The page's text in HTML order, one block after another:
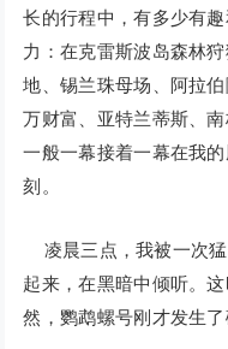
长的行程中，有多少有
力：在克雷斯波岛森林
地、锡兰珠母场、阿拉
万财富、亚特兰蒂斯、
一般一幕接着一幕在我
刻。
凌晨三点，我被一次
起来，在黑暗中倾听。
然，鹦鹉螺号刚才发生